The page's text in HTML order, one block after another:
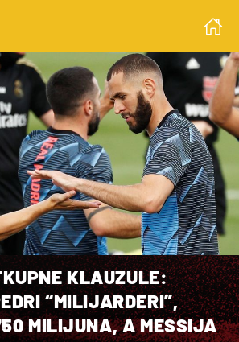
KLAUZULE:
“MILIJARDERI”,
MILIJUNA, A MESSIJA